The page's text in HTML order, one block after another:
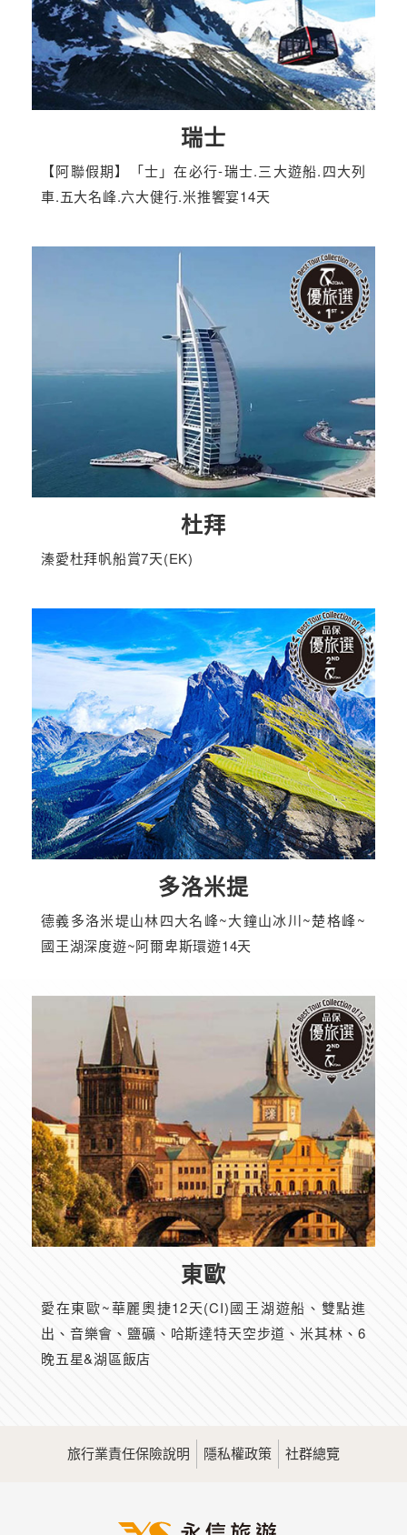
瑞士
【阿聯假期】「士」在必行-瑞士.三大遊船.四大列
車.五大名峰.六大健行.米推饗宴14天
杜拜
溱愛杜拜帆船賞7天(EK)
多洛米提
德義多洛米堤山林四大名峰~大鐘山冰川~楚格峰~
國王湖深度遊~阿爾卑斯環遊14天
東歐
愛在東歐~華麗奧捷12天(CI)國王湖遊船、雙點進
出、音樂會、鹽礦、哈斯達特天空步道、米其林、6
晚五星&湖區飯店
旅行業責任保險說明 隱私權政策 社群總覽